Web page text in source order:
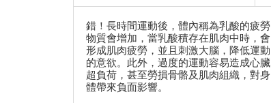
錯！長時間運動後，體內稱為乳酸的疲勞
物質會增加，當乳酸積存在肌肉中時，會
形成肌肉疲勞，並且刺激大腦，降低運動
的意欲。此外，過度的運動容易造成心臟
超負荷，甚至勞損骨骼及肌肉組織，對身
體帶來負面影響。